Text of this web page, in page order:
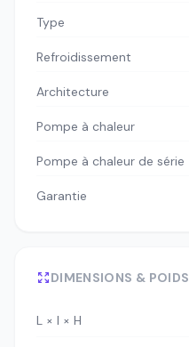
Type
Refroidissement
Architecture
Pompe à chaleur
Pompe à chaleur de série
Garantie
DIMENSIONS & POIDS
L × l × H